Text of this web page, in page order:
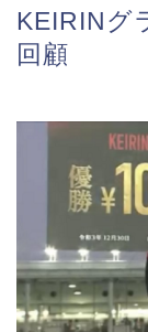
KEIRINグ
回顧